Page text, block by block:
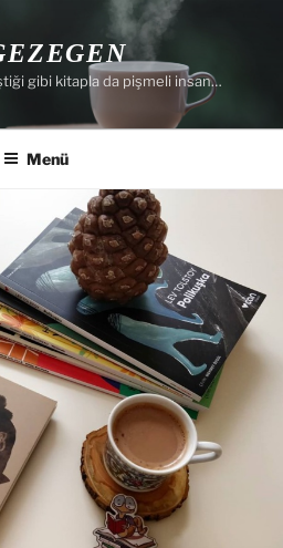
gibi kitapla da pişmeli insan…
Menü